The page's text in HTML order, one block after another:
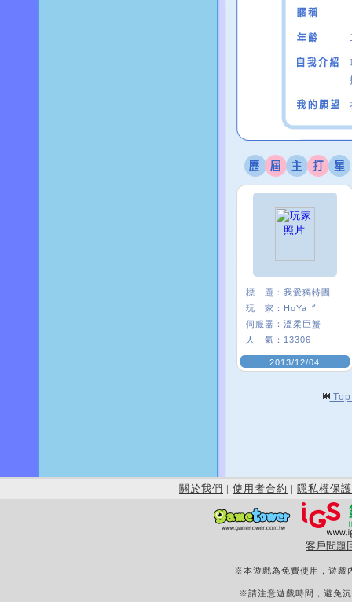
標 題：
玩 家： HoYa〞
伺服器： 溫柔巨蟹
人 氣： 13306
2013/12/04
關於我們 | 使用者合約 | 隱私權保護
客戶問題
※本遊戲為免費使用，遊戲
※請注意遊戲時間，避免